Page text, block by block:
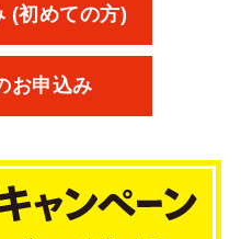
(初めての方)
お申込み